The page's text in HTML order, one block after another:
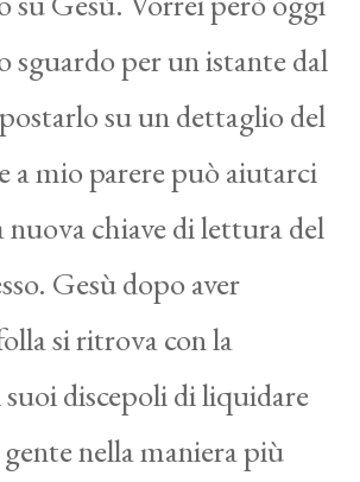
sguardo per un istante dal
su un dettaglio del
a mio parere può aiutarci
nuova chiave di lettura del
Gesù dopo aver
si ritrova con la
discepoli di liquidare
nella maniera più